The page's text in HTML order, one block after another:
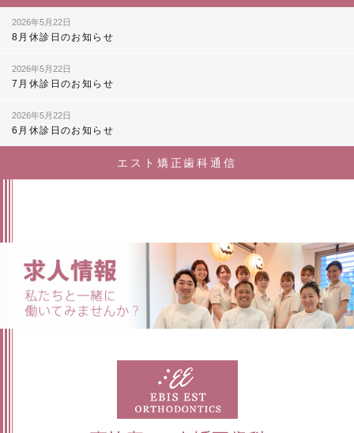
2026年5月22日
8月休診日のお知らせ
2026年5月22日
7月休診日のお知らせ
2026年5月22日
6月休診日のお知らせ
エスト矯正歯科通信